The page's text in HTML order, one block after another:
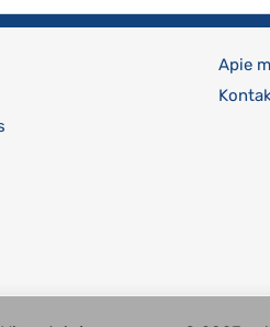
Apie